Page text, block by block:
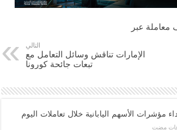
تنجز 717 ألف معاملة عبر
التالي
الإمارات تناقش وسائل التعامل مع
تبعات جائحة كورونا
مؤشرات الأسهم اليابانية خلال تعاملات اليوم